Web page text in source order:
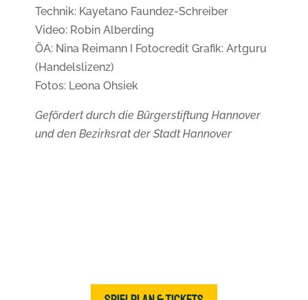
Technik: Kayetano Faundez-Schreiber
Video: Robin Alberding
ÖA: Nina Reimann I Fotocredit Grafik: Artguru
(Handelslizenz)
Fotos: Leona Ohsiek
Gefördert durch die Bürgerstiftung Hannover
und den Bezirksrat der Stadt Hannover